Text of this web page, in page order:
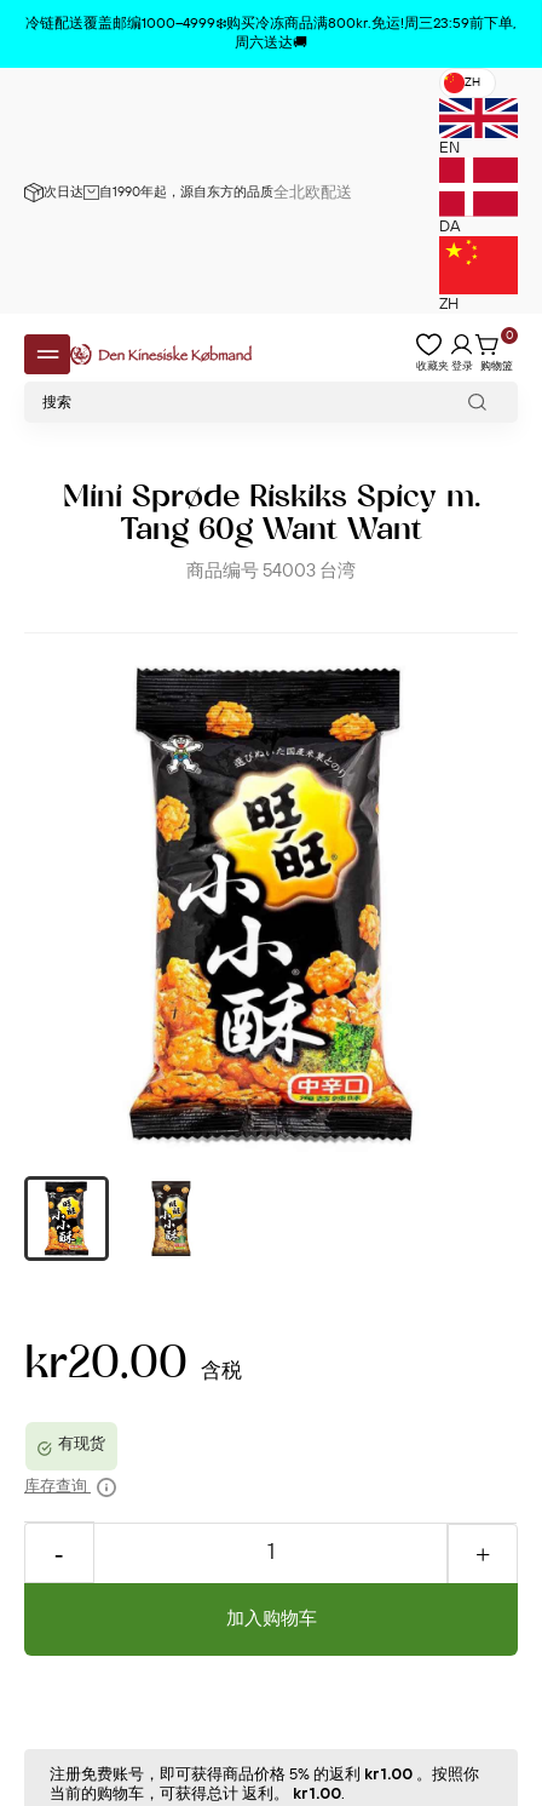
冷链配送覆盖邮编1000–4999❄️购买冷冻商品满800kr.免运!周三23:59前下单,
周六送达🚚
次日达 自1990年起，源自东方的品质全北欧配送
ZH
EN
DA
ZH
收藏夹登录 购物篮
0
Mini Sprøde Riskiks Spicy m.
Tang 60g Want Want
商品编号 54003 台湾
注册免费账号，即可获得商品价格 5% 的返利 kr1.00 。按照你
当前的购物⻋，可获得总计 返利。 kr1.00.
kr20.00 含税
库存查询
加入购物车
商品已从购物车中删除 x